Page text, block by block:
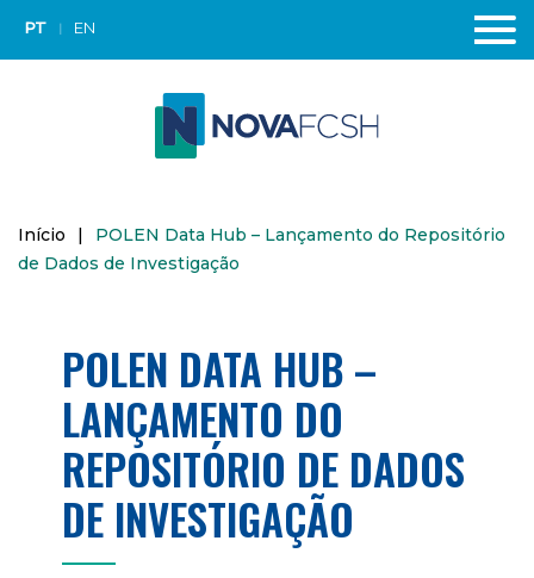
PT EN
Início |
POLEN Data Hub – Lançamento do Repositório
de Dados de Investigação
POLEN DATA HUB –
LANÇAMENTO DO
REPOSITÓRIO DE DADOS
DE INVESTIGAÇÃO